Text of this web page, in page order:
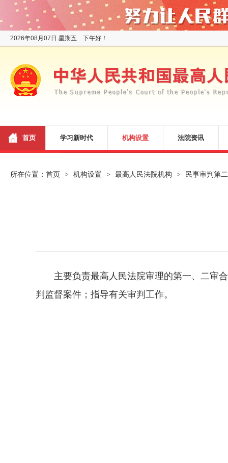
2026年08月07日 星期五 下午好！
首页 学习新时代 机构设置 法院资讯
所在位置： 首页 > 机构设置 > 最高人民法院机构 > 民事审判第
主要负责最高人民法院审理的第一、二审
判监督案件；指导有关审判工作。